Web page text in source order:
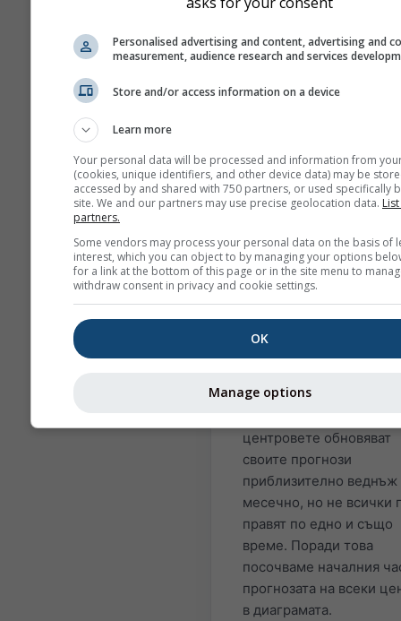
представени тук, се
център за
център за
околната среда
(NCEP/NOAA),
(DWD), Британската
метеорологична
(UKMO), MeteoFrance
(METEOFR), Японската
за климатични промени
центровете обновяват
своите прогнози
приблизително веднъж
месечно, но не всички
правят по едно и също
време. Поради това
посочваме началния
прогнозата на всеки
в диаграмата.
Personalised advertising and content, advertising and
measurement, audience research and services
Store and/or access information on a device
Learn more
Your personal data will be processed and information from
(cookies, unique identifiers, and other device data) may be
accessed by and shared with 750 partners, or used specifically
site. We and our partners may use precise geolocation data.
partners.
Some vendors may process your personal data on the basis of
interest, which you can object to by managing your options
for a link at the bottom of this page or in the site menu to
withdraw consent in privacy and cookie settings.
OK
Manage options